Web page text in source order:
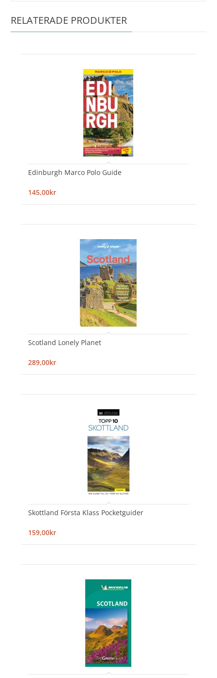
RELATERADE PRODUKTER
Edinburgh Marco Polo Guide
145,00kr
Scotland Lonely Planet
289,00kr
Skottland Första Klass Pocketguider
159,00kr